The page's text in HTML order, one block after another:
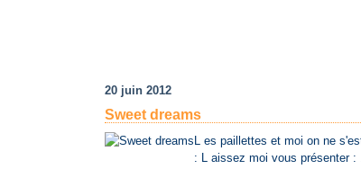
20 juin 2012
Sweet dreams
L es paillettes et moi on ne
: L aissez moi vous présenter